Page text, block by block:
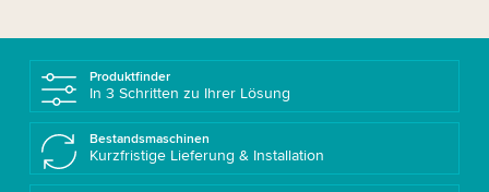
Produktfinder
In 3 Schritten zu Ihrer Lösung
Bestandsmaschinen
Kurzfristige Lieferung & Installation